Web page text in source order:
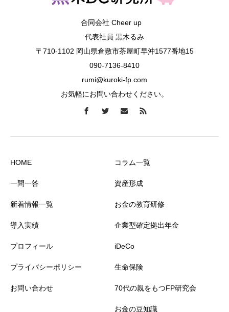
合同会社 Cheer up
代表社員 黒木るみ
〒710-1102 岡山県倉敷市茶屋町早沖1577番地15
090-7136-8410
rumi@kuroki-fp.com
お気軽にお問い合わせください。
HOME
一問一答
新着情報一覧
導入実績
プロフィール
プライバシーポリシー
お問い合わせ
コラム一覧
資産形成
お金の教育研修
企業型確定拠出年金
iDeCo
生命保険
70代の親をもつFP研究会
お金の豆知識